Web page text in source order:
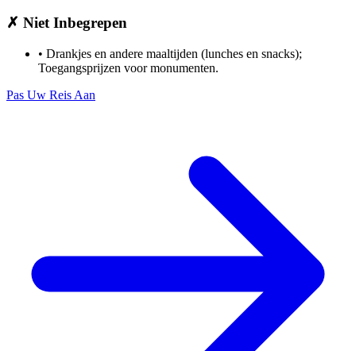
✗ Niet Inbegrepen
• Drankjes en andere maaltijden (lunches en snacks);
Toegangsprijzen voor monumenten.
Pas Uw Reis Aan